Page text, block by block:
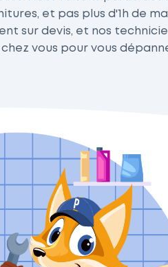
et pas plus d'1h de
sur devis, et nos
vous pour vous